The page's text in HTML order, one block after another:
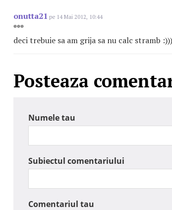
onutta21 pe 14 Mai 2012, 10:44
***
deci trebuie sa am grija sa nu calc stramb
Posteaza
Numele tau
Subiectul comentariului
Comentariul tau